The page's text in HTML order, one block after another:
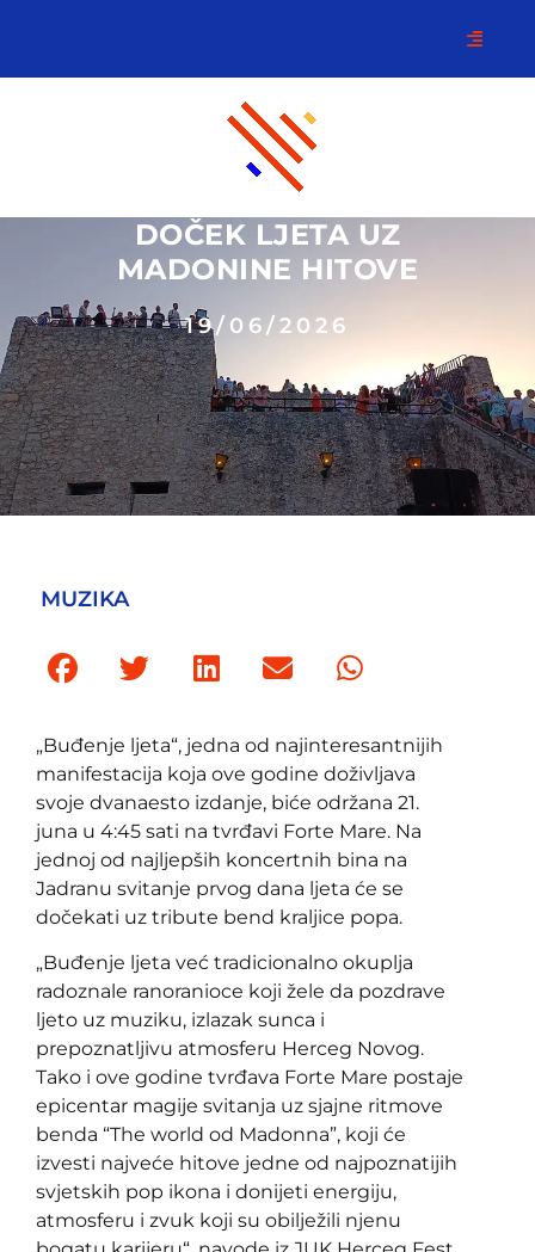
DOČEK LJETA UZ
MADONINE HITOVE
19/06/2026
MUZIKA
„Buđenje ljeta“, jedna od najinteresantnijih
manifestacija koja ove godine doživljava
svoje dvanaesto izdanje, biće održana 21.
juna u 4:45 sati na tvrđavi Forte Mare. Na
jednoj od najljepših koncertnih bina na
Jadranu svitanje prvog dana ljeta će se
dočekati uz tribute bend kraljice popa.
„Buđenje ljeta već tradicionalno okuplja
radoznale ranoranioce koji žele da pozdrave
ljeto uz muziku, izlazak sunca i
prepoznatljivu atmosferu Herceg Novog.
Tako i ove godine tvrđava Forte Mare postaje
epicentar magije svitanja uz sjajne ritmove
benda “The world od Madonna”, koji će
izvesti najveće hitove jedne od najpoznatijih
svjetskih pop ikona i donijeti energiju,
atmosferu i zvuk koji su obilježili njenu